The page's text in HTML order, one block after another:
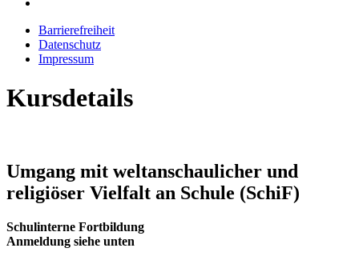
Barrierefreiheit
Datenschutz
Impressum
Kursdetails
Umgang mit weltanschaulicher und
religiöser Vielfalt an Schule (SchiF)
Schulinterne Fortbildung
Anmeldung siehe unten